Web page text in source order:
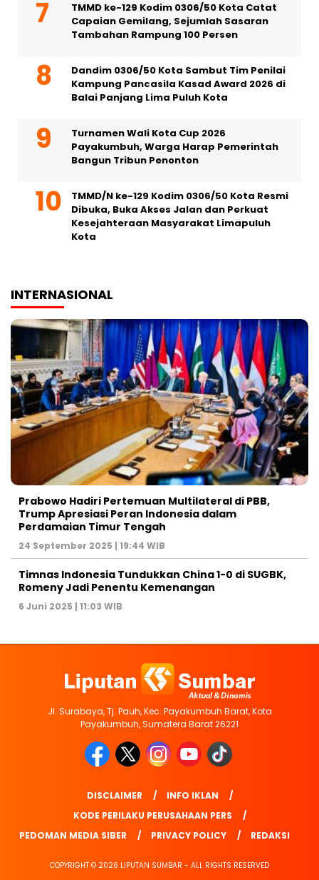
TMMD ke-129 Kodim 0306/50 Kota Catat
Capaian Gemilang, Sejumlah Sasaran
Tambahan Rampung 100 Persen
Dandim 0306/50 Kota Sambut Tim Penilai
Kampung Pancasila Kasad Award 2026 di
Balai Panjang Lima Puluh Kota
Turnamen Wali Kota Cup 2026
Payakumbuh, Warga Harap Pemerintah
Bangun Tribun Penonton
TMMD/N ke-129 Kodim 0306/50 Kota Resmi
Dibuka, Buka Akses Jalan dan Perkuat
Kesejahteraan Masyarakat Limapuluh
Kota
INTERNASIONAL
Prabowo Hadiri Pertemuan Multilateral di PBB,
Trump Apresiasi Peran Indonesia dalam
Perdamaian Timur Tengah
24 September 2025 | 19:44 WIB
Timnas Indonesia Tundukkan China 1-0 di SUGBK,
Romeny Jadi Penentu Kemenangan
6 Juni 2025 | 11:03 WIB
Jl. Surabaya, Tj. Pauh, Kec. Payakumbuh Barat, Kota
Payakumbuh, Sumatera Barat 26221
DISCLAIMER
INFO IKLAN
KODE PERILAKU PERUSAHAAN PERS
PEDOMAN MEDIA SIBER
PRIVACY POLICY REDAKSI
COPYRIGHT © 2026 LIPUTAN SUMBAR - ALL RIGHTS RESERVED